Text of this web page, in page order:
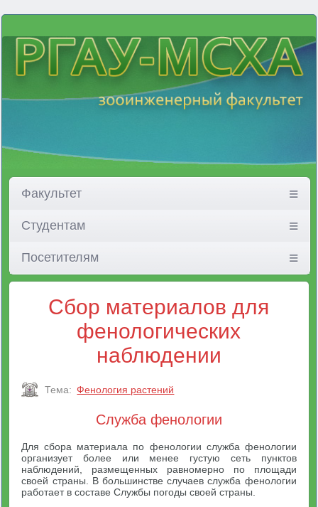
Факультет
Студентам
Посетителям
Сбор материалов для
фенологических
наблюдении
Тема: Фенология растений
Служба фенологии
Для сбора материала по фенологии служба фенологии
организует более или менее густую сеть пунктов
наблюдений, размещенных равномерно по площади
своей страны. В большинстве случаев служба фенологии
работает в составе Службы погоды своей страны.